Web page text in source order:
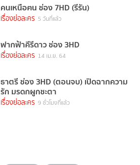
คนเหนือฅน ช่อง 7HD (รีรัน)
เรื่องย่อละคร 5 วันที่แล้ว
ฟากฟ้าคีรีดาว ช่อง 3HD
เรื่องย่อละคร 14 เม.ย. 64
ธาตรี ช่อง 3HD (ตอนจบ) เปิดฉากความ
รัก มรดกผูกชะตา
เรื่องย่อละคร 9 ชั่วโมงที่แล้ว